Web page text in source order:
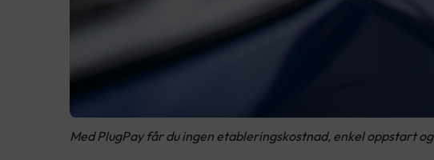
Med PlugPay får du ingen etableringskostnad, enkel oppstart